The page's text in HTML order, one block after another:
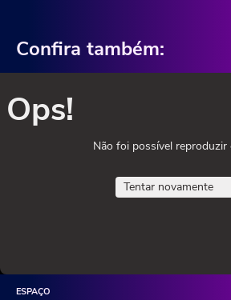
Confira também:
Ops!
Não foi possível reproduzir
Tentar novamente
ESPAÇO